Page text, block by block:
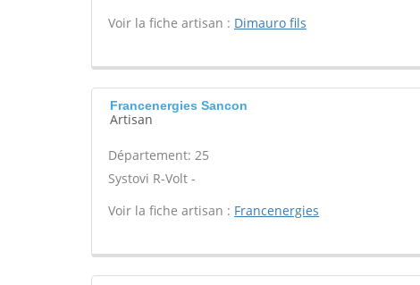
Voir la fiche artisan : Dimauro fils
Francenergies Sancon
Artisan
Département: 25
Systovi R-Volt -
Voir la fiche artisan : Francenergies